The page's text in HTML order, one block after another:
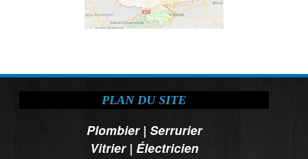
PLAN DU SITE
Plombier| Serrurier
Vitrier| Électricien